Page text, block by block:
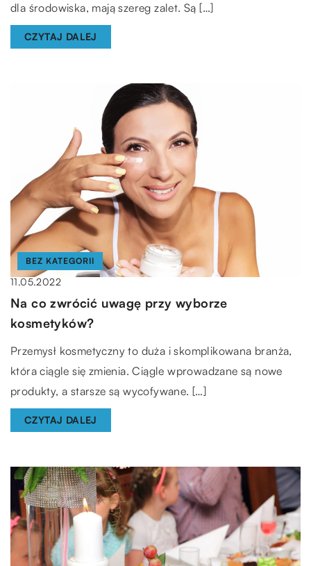
dla środowiska, mają szereg zalet. Są […]
CZYTAJ DALEJ
BEZ KATEGORII
11.05.2022
Na co zwrócić uwagę przy wyborze
kosmetyków?
Przemysł kosmetyczny to duża i skomplikowana branża,
która ciągle się zmienia. Ciągle wprowadzane są nowe
produkty, a starsze są wycofywane. […]
CZYTAJ DALEJ